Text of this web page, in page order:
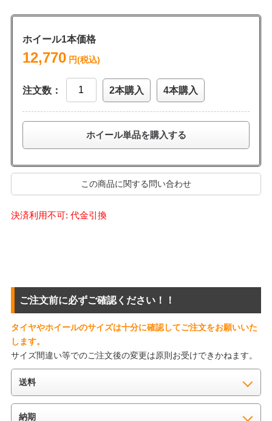
ホイール1本価格
12,770円(税込)
注文数： 2本購入 4本購入
ホイール単品を購入する
この商品に関する問い合わせ
決済利用不可: 代金引換
ご注文前に必ずご確認ください！！
タイヤやホイールのサイズは十分に確認してご注文をお願いいた
します。
サイズ間違い等でのご注文後の変更は原則お受けできかねます。
送料
納期